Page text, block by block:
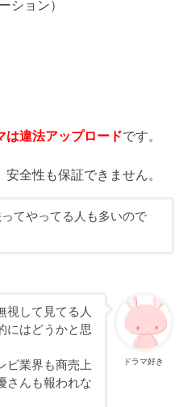
ション）
は違法アップロードです。
全性も保証できません。
てやってる人も多いので
ドラマ好き
視して見てる人
にはどうかと思
ビ業界も商売上
さんも報われな